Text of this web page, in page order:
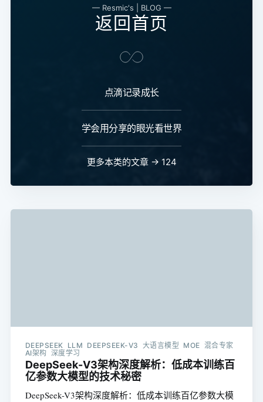
— Resmic's | BLOG —
返回首页
点滴记录成长
学会用分享的眼光看世界
更多本类的文章 → 124
DEEPSEEK LLM DEEPSEEK-V3 大语言模型 MOE 混合专家
AI架构 深度学习
DeepSeek-V3架构深度解析：低成本训练百
亿参数大模型的技术秘密
DeepSeek-V3架构深度解析：低成本训练百亿参数大模